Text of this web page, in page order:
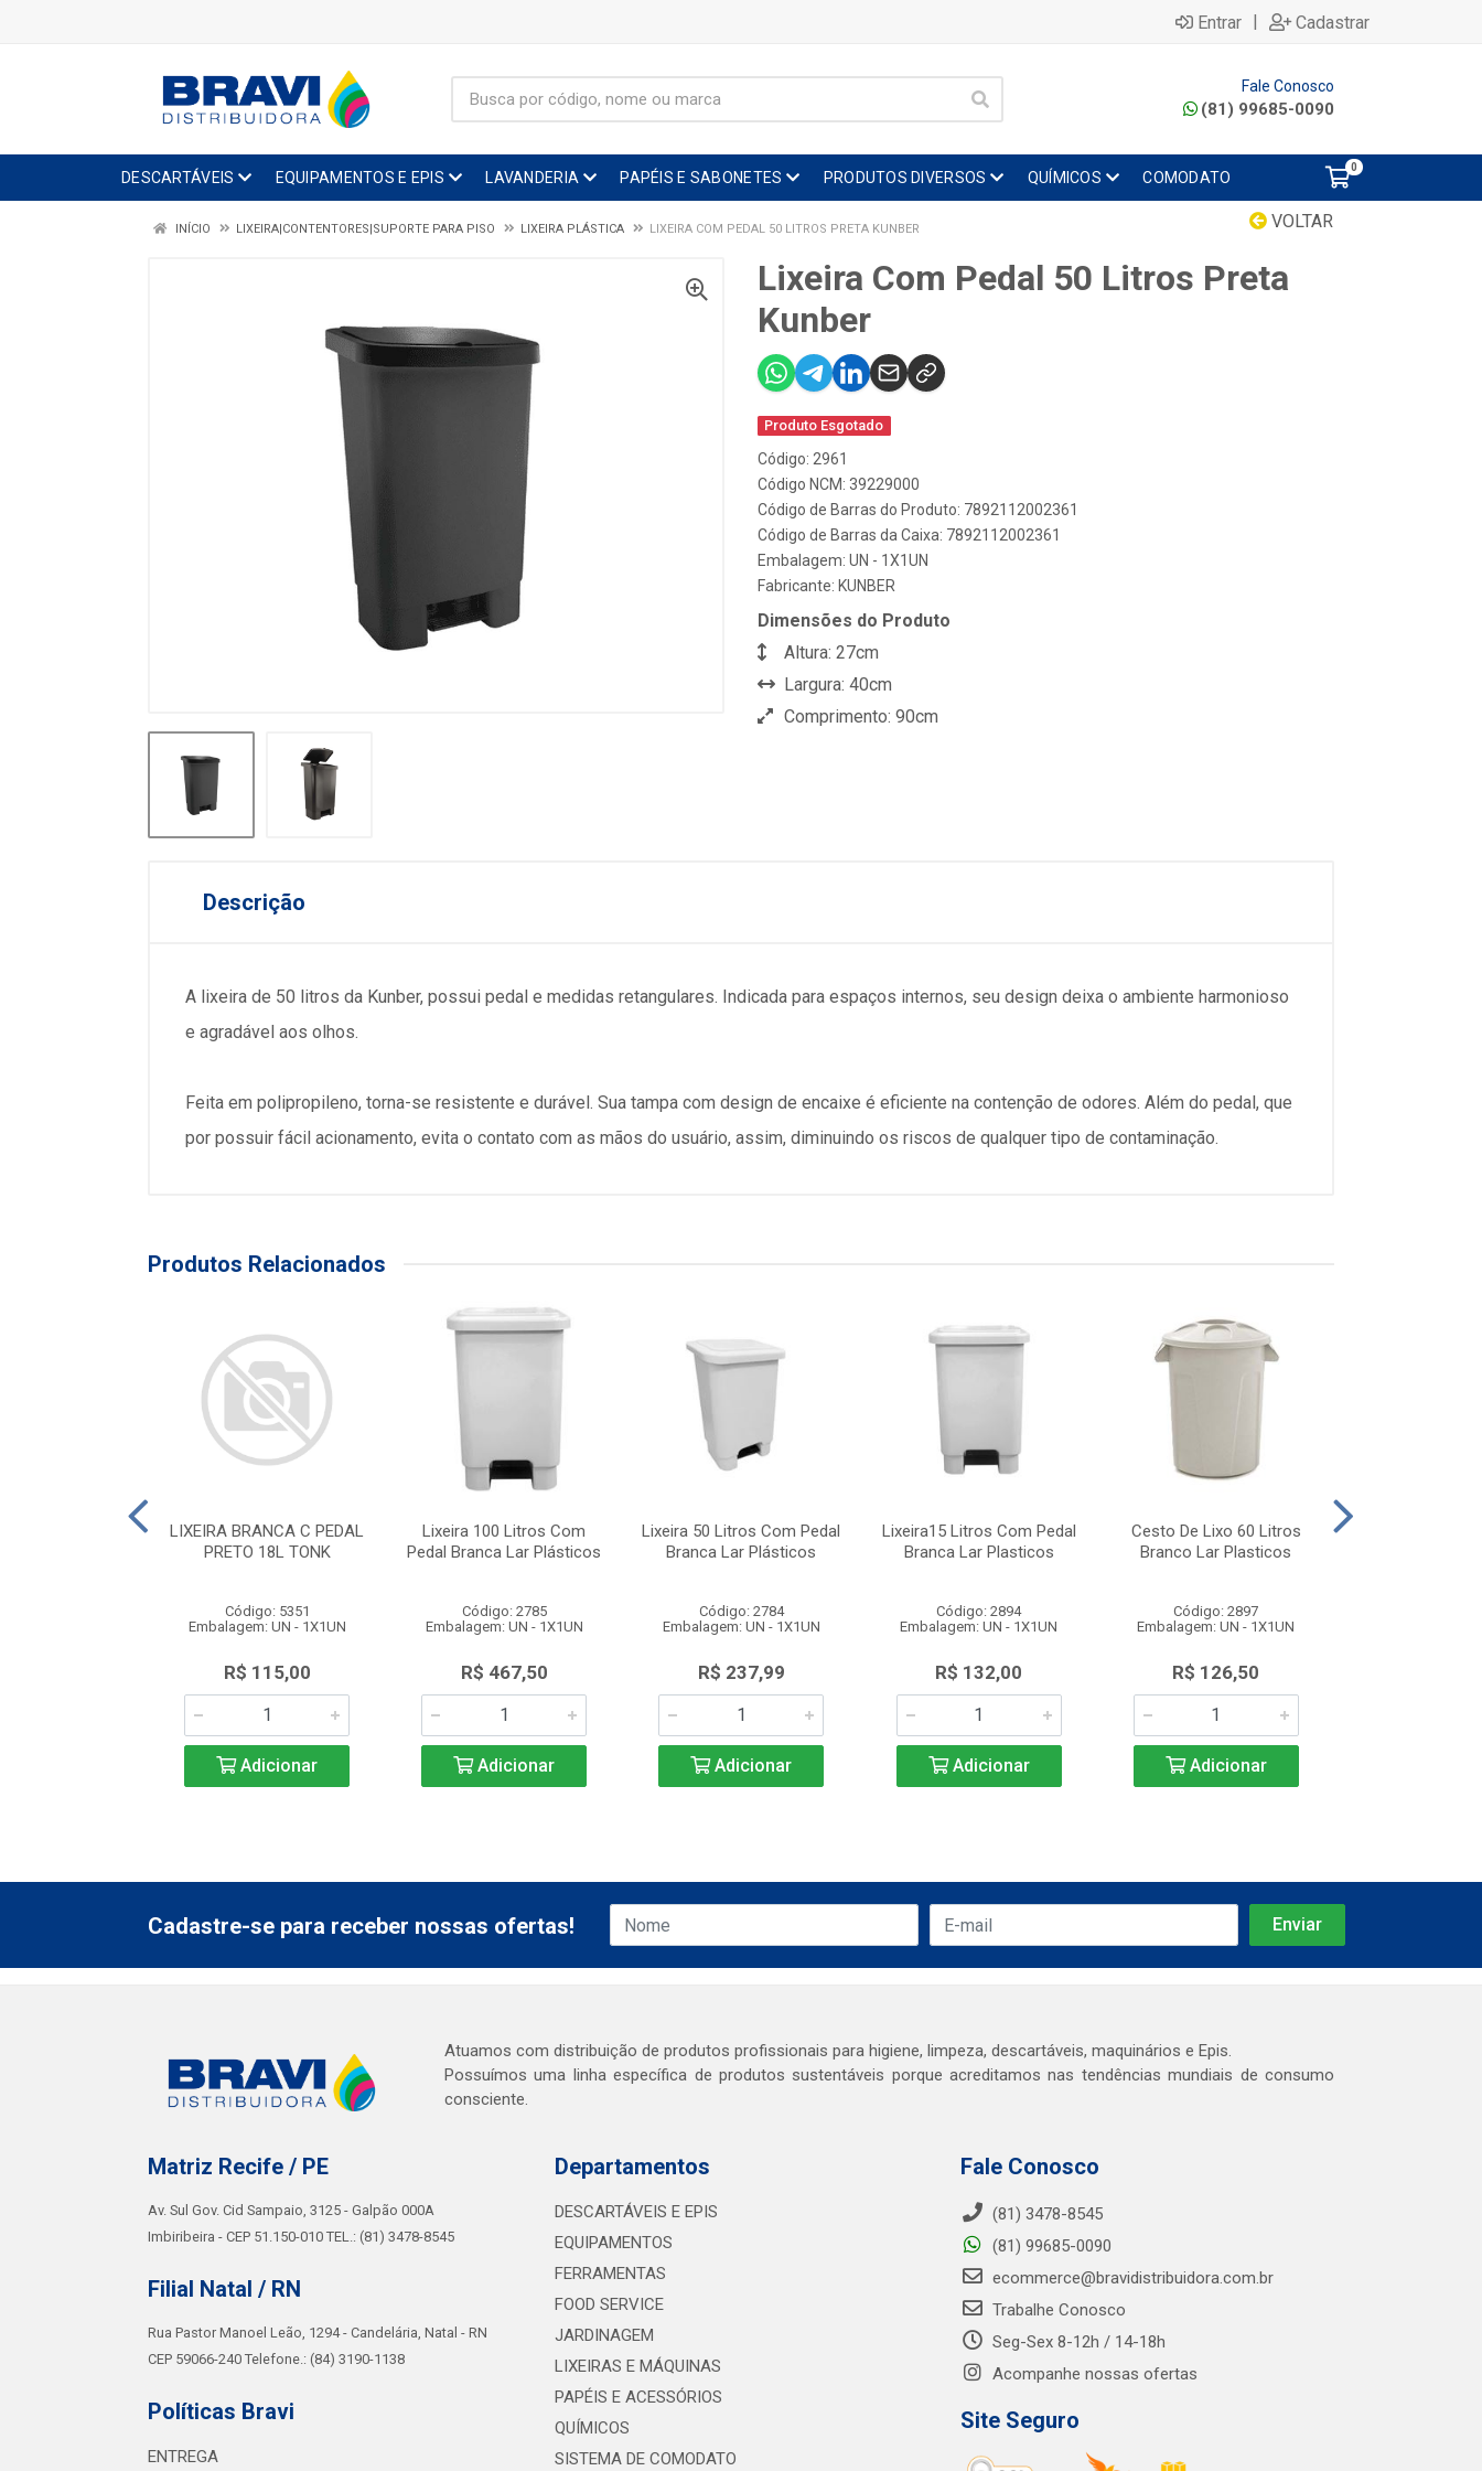
Entrar | Cadastrar
Fale Conosco
(81) 99685-0090
DESCARTÁVEIS EQUIPAMENTOS E EPIS LAVANDERIA PAPÉIS E SABONETES PRODUTOS DIVERSOS QUÍMICOS COMODATO
0
VOLTAR
INÍCIO LIXEIRA|CONTENTORES|SUPORTE PARA PISO LIXEIRA PLÁSTICA LIXEIRA COM PEDAL 50 LITROS PRETA KUNBER
Lixeira Com Pedal 50 Litros Preta
Kunber
Produto Esgotado
Código: 2961
Código NCM: 39229000
Código de Barras do Produto: 7892112002361
Código de Barras da Caixa: 7892112002361
Embalagem: UN - 1X1UN
Fabricante: KUNBER
Dimensões do Produto
Altura: 27cm
Largura: 40cm
Comprimento: 90cm
Descrição
A lixeira de 50 litros da Kunber, possui pedal e medidas retangulares. Indicada para espaços internos, seu design deixa o ambiente harmonioso
e agradável aos olhos.
Feita em polipropileno, torna-se resistente e durável. Sua tampa com design de encaixe é eficiente na contenção de odores. Além do pedal, que
por possuir fácil acionamento, evita o contato com as mãos do usuário, assim, diminuindo os riscos de qualquer tipo de contaminação.
Produtos Relacionados
LIXEIRA BRANCA C PEDAL
PRETO 18L TONK
Código: 5351
Embalagem: UN - 1X1UN
R$ 115,00
Adicionar
Lixeira 100 Litros Com
Pedal Branca Lar Plásticos
Código: 2785
Embalagem: UN - 1X1UN
R$ 467,50
Adicionar
Lixeira 50 Litros Com Pedal
Branca Lar Plásticos
Código: 2784
Embalagem: UN - 1X1UN
R$ 237,99
Adicionar
Lixeira15 Litros Com Pedal
Branca Lar Plasticos
Código: 2894
Embalagem: UN - 1X1UN
R$ 132,00
Adicionar
Cesto De Lixo 60 Litros
Branco Lar Plasticos
Código: 2897
Embalagem: UN - 1X1UN
R$ 126,50
Adicionar
Cadastre-se para receber nossas ofertas!
Atuamos com distribuição de produtos profissionais para higiene, limpeza, descartáveis, maquinários e Epis.
Possuímos uma linha específica de produtos sustentáveis porque acreditamos nas tendências mundiais de consumo
consciente.
Matriz Recife / PE
Av. Sul Gov. Cid Sampaio, 3125 - Galpão 000A
Imbiribeira - CEP 51.150-010 TEL.: (81) 3478-8545
Filial Natal / RN
Rua Pastor Manoel Leão, 1294 - Candelária, Natal - RN
CEP 59066-240 Telefone.: (84) 3190-1138
Políticas Bravi
ENTREGA
Departamentos
DESCARTÁVEIS E EPIS
EQUIPAMENTOS
FERRAMENTAS
FOOD SERVICE
JARDINAGEM
LIXEIRAS E MÁQUINAS
PAPÉIS E ACESSÓRIOS
QUÍMICOS
SISTEMA DE COMODATO
Fale Conosco
(81) 3478-8545
(81) 99685-0090
ecommerce@bravidistribuidora.com.br
Trabalhe Conosco
Seg-Sex 8-12h / 14-18h
Acompanhe nossas ofertas
Site Seguro